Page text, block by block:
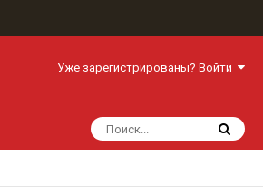
Уже зарегистрированы? Войти